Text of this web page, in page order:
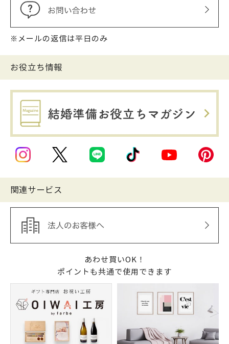
※メールの返信は平日のみ
お役立ち情報
関連サービス
あわせ買いOK！
ポイントも共通で使用できます